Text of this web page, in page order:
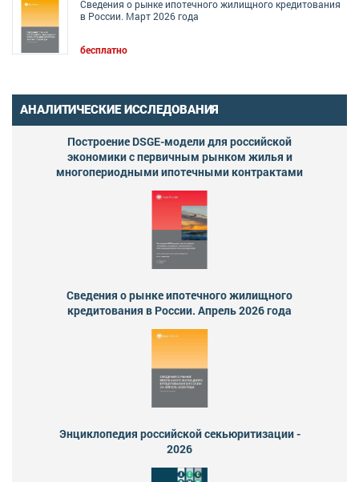
Сведения о рынке ипотечного жилищного кредитования
в России. Март 2026 года
бесплатно
АНАЛИТИЧЕСКИЕ ИССЛЕДОВАНИЯ
Построение DSGE-модели для российской
экономики с первичным рынком жилья и
многопериодными ипотечными контрактами
Сведения о рынке ипотечного жилищного
кредитования в России. Апрель 2026 года
Энциклопедия российской секьюритизации -
2026